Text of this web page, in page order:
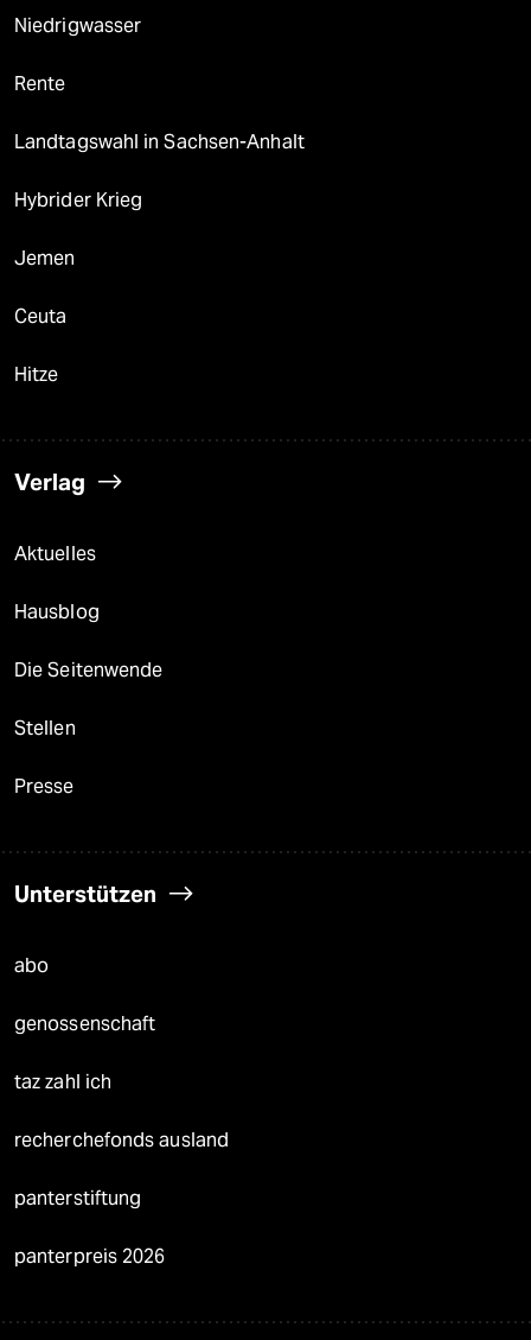
Niedrigwasser
Rente
Landtagswahl in Sachsen-Anhalt
Hybrider Krieg
Jemen
Ceuta
Hitze
Verlag
Aktuelles
Hausblog
Die Seitenwende
Stellen
Presse
Unterstützen
abo
genossenschaft
taz zahl ich
recherchefonds ausland
panterstiftung
panterpreis 2026